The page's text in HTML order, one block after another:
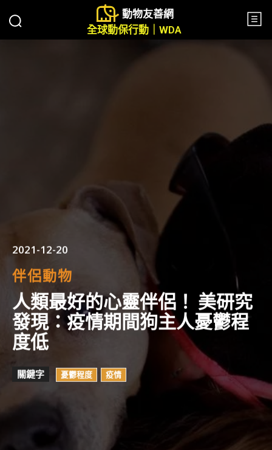
動物友善網
全球動保行動｜WDA
2021-12-20
伴侶動物
人類最好的心靈伴侶！ 美研究
發現：疫情期間狗主人憂鬱程
度低
關鍵字 憂鬱程度 疫情